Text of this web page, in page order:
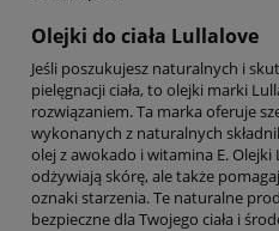
Olejki do ciała Lullalove
Jeśli poszukujesz naturalnych i
pielęgnacji ciała, to olejki marki
rozwiązaniem. Ta marka oferuje
wykonanych z naturalnych
olej z awokado i witamina E.
odżywiają skórę, ale także
oznaki starzenia. Te naturalne
bezpieczne dla Twojego ciała i